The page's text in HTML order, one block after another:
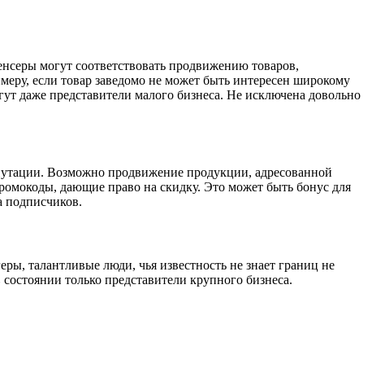
могут соответствовать продвижению товаров,
если товар заведомо не может быть интересен широкому
даже представители малого бизнеса. Не исключена довольно
Возможно продвижение продукции, адресованной
дающие право на скидку. Это может быть бонус для
подписчиков.
талантливые люди, чья известность не знает границ не
только представители крупного бизнеса.